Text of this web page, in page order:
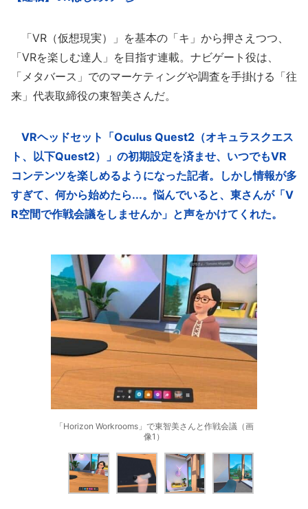
「VR（仮想現実）」を基本の「キ」から押さえつつ、
「VRを楽しむ達人」を目指す連載。ナビゲート役は、
「メタバース」でのマーケティングや調査を手掛ける「往
来」代表取締役の東智美さんだ。
VRヘッドセット「Oculus Quest2（オキュラスクエス
ト、以下Quest2）」の初期設定を済ませ、いつでもVR
コンテンツを楽しめるようになった記者。しかし情報が多
すぎて、何から始めたら...。悩んでいると、東さんが「V
R空間で作戦会議をしませんか」と声をかけてくれた。
「Horizon Workrooms」で東智美さんと作戦会議（画
像1）